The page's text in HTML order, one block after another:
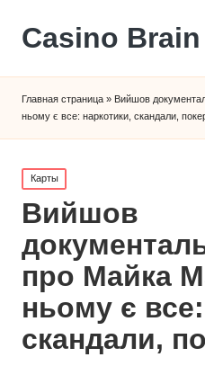
Сasino Brain
Главная страница » Вийшов
ньому є все: наркотики, скандали,
Posted
in
Карты
Вийшов
про Майка
ньому є
скандали,